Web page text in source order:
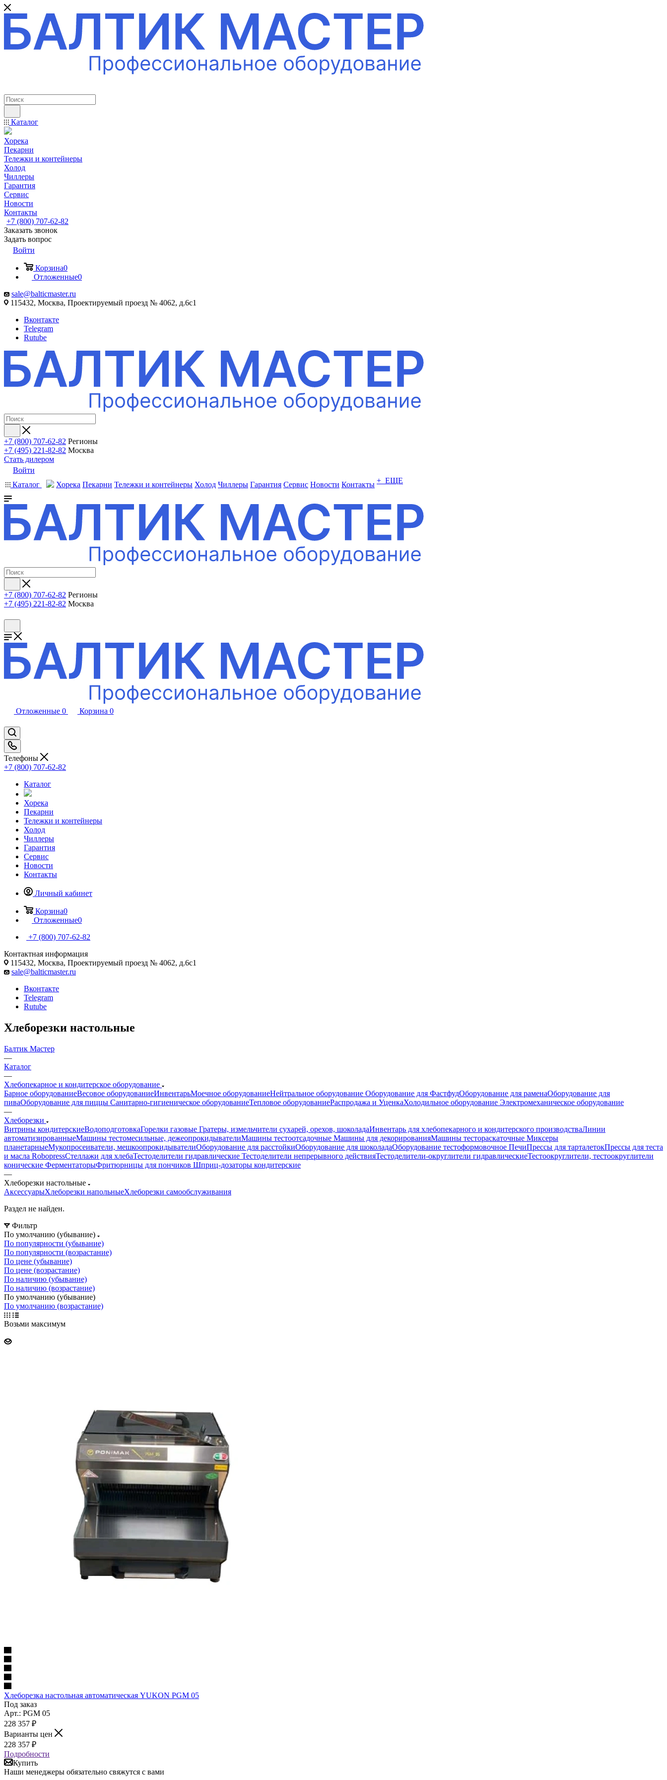
Каталог
Хорека
Пекарни
Тележки и контейнеры
Холод
Чиллеры
Гарантия
Сервис
Новости
Контакты
+7 (800) 707-62-82
Заказать звонок
Задать вопрос
Войти
Корзина0
Отложенные0
sale@balticmaster.ru
115432, Москва, Проектируемый проезд № 4062, д.6с1
Вконтакте
Telegram
Rutube
+7 (800) 707-62-82 Регионы
+7 (495) 221-82-82 Москва
Стать дилером
Войти
Каталог
Хорека Пекарни Тележки и контейнеры Холод Чиллеры Гарантия Сервис Новости Контакты + ЕЩЕ
+7 (800) 707-62-82 Регионы
+7 (495) 221-82-82 Москва
Отложенные 0 Корзина 0
Телефоны
+7 (800) 707-62-82
Каталог
Хорека
Пекарни
Тележки и контейнеры
Холод
Чиллеры
Гарантия
Сервис
Новости
Контакты
Личный кабинет
Корзина0
Отложенные0
+7 (800) 707-62-82
Контактная информация
115432, Москва, Проектируемый проезд № 4062, д.6с1
sale@balticmaster.ru
Вконтакте
Telegram
Rutube
Хлеборезки настольные
Балтик Мастер
—
Каталог
—
Хлебопекарное и кондитерское оборудование
Барное оборудованиеВесовое оборудованиеИнвентарьМоечное оборудованиеНейтральное оборудование Оборудование для ФастфудОборудование для раменаОборудование для
пиваОборудование для пиццы Санитарно-гигиеническое оборудованиеТепловое оборудованиеРаспродажа и УценкаХолодильное оборудование Электромеханическое оборудование
—
Хлеборезки
Витрины кондитерскиеВодоподготовкаГорелки газовые Гратеры, измельчители сухарей, орехов, шоколадаИнвентарь для хлебопекарного и кондитерского производстваЛинии
автоматизированныеМашины тестомесильные, дежеопрокидывателиМашины тестоотсадочные Машины для декорированияМашины тестораскаточные Миксеры
планетарныеМукопросеиватели, мешкоопрокидывателиОборудование для расстойкиОборудование для шоколадаОборудование тестоформовочное ПечиПрессы для тарталетокПрессы для теста
и масла RobopressСтеллажи для хлебаТестоделители гидравлические Тестоделители непрерывного действияТестоделители-округлители гидравлическиеТестоокруглители, тестоокруглители
конические ФерментаторыФритюрницы для пончиков Шприц-дозаторы кондитерские
—
Хлеборезки настольные
АксессуарыХлеборезки напольныеХлеборезки самообслуживания
Раздел не найден.
Фильтр
По умолчанию (убывание)
По популярности (убывание)
По популярности (возрастание)
По цене (убывание)
По цене (возрастание)
По наличию (убывание)
По наличию (возрастание)
По умолчанию (убывание)
По умолчанию (возрастание)
Возьми максимум
Хлеборезка настольная автоматическая YUKON PGM 05
Под заказ
Арт.: PGM 05
228 357 ₽
Варианты цен
228 357 ₽
Подробности
Купить
Наши менеджеры обязательно свяжутся с вами